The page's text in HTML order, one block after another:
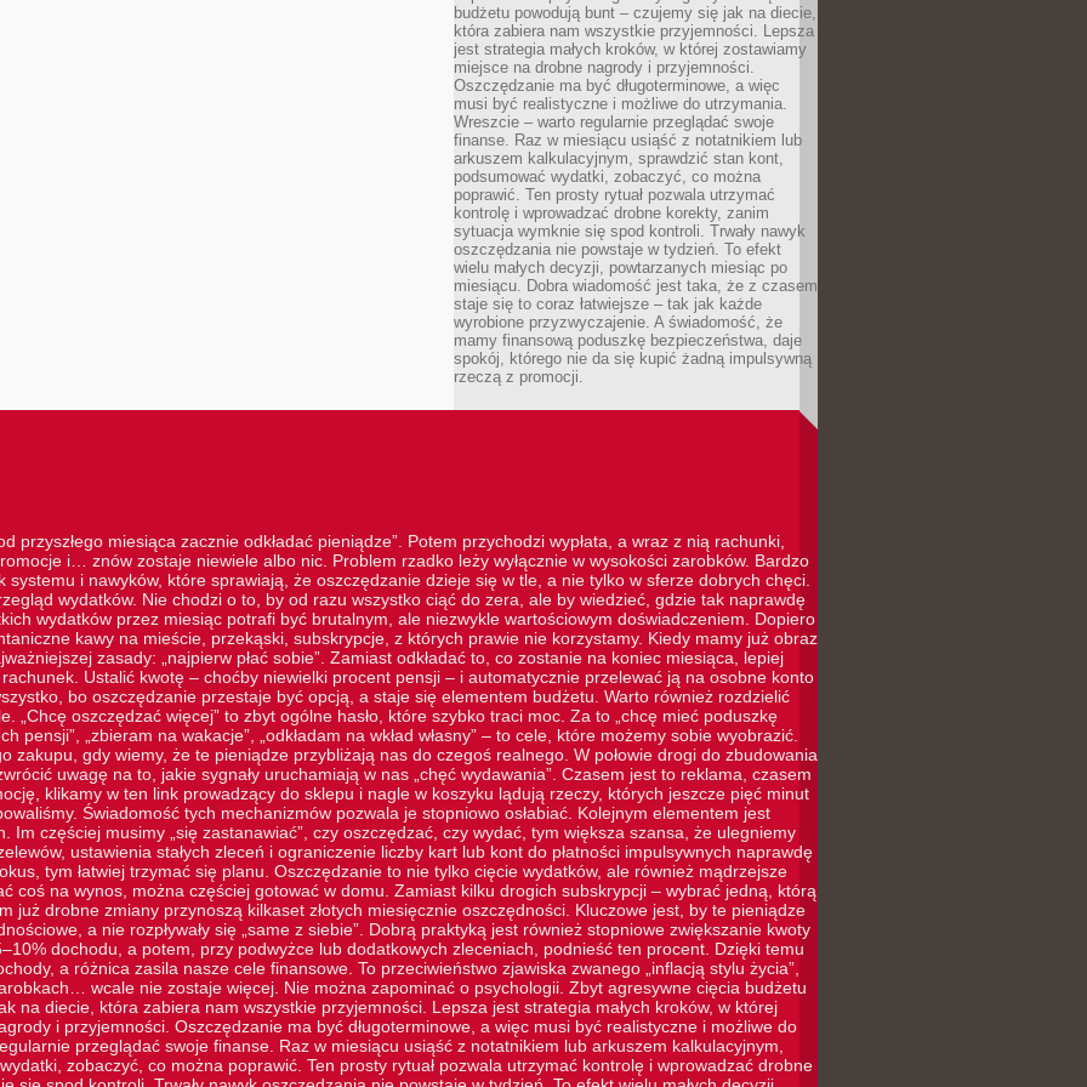
budżetu powodują bunt – czujemy się jak na diecie,
która zabiera nam wszystkie przyjemności. Lepsza
jest strategia małych kroków, w której zostawiamy
miejsce na drobne nagrody i przyjemności.
Oszczędzanie ma być długoterminowe, a więc
musi być realistyczne i możliwe do utrzymania.
Wreszcie – warto regularnie przeglądać swoje
finanse. Raz w miesiącu usiąść z notatnikiem lub
arkuszem kalkulacyjnym, sprawdzić stan kont,
podsumować wydatki, zobaczyć, co można
poprawić. Ten prosty rytuał pozwala utrzymać
kontrolę i wprowadzać drobne korekty, zanim
sytuacja wymknie się spod kontroli. Trwały nawyk
oszczędzania nie powstaje w tydzień. To efekt
wielu małych decyzji, powtarzanych miesiąc po
miesiącu. Dobra wiadomość jest taka, że z czasem
staje się to coraz łatwiejsze – tak jak każde
wyrobione przyzwyczajenie. A świadomość, że
mamy finansową poduszkę bezpieczeństwa, daje
spokój, którego nie da się kupić żadną impulsywną
rzeczą z promocji.
przyszłego miesiąca zacznie odkładać pieniądze”. Potem przychodzi wypłata, a wraz z nią rachunki,
i… znów zostaje niewiele albo nic. Problem rzadko leży wyłącznie w wysokości zarobków. Bardzo
systemu i nawyków, które sprawiają, że oszczędzanie dzieje się w tle, a nie tylko w sferze dobrych chęci.
wydatków. Nie chodzi o to, by od razu wszystko ciąć do zera, ale by wiedzieć, gdzie tak naprawdę
wydatków przez miesiąc potrafi być brutalnym, ale niezwykle wartościowym doświadczeniem. Dopiero
kawy na mieście, przekąski, subskrypcje, z których prawie nie korzystamy. Kiedy mamy już obraz
zasady: „najpierw płać sobie”. Zamiast odkładać to, co zostanie na koniec miesiąca, lepiej
Ustalić kwotę – choćby niewielki procent pensji – i automatycznie przelewać ją na osobne konto
bo oszczędzanie przestaje być opcją, a staje się elementem budżetu. Warto również rozdzielić
„Chcę oszczędzać więcej” to zbyt ogólne hasło, które szybko traci moc. Za to „chcę mieć poduszkę
pensji”, „zbieram na wakacje”, „odkładam na wkład własny” – to cele, które możemy sobie wyobrazić.
zakupu, gdy wiemy, że te pieniądze przybliżają nas do czegoś realnego. W połowie drogi do zbudowania
uwagę na to, jakie sygnały uruchamiają w nas „chęć wydawania”. Czasem jest to reklama, czasem
klikamy w ten link prowadzący do sklepu i nagle w koszyku lądują rzeczy, których jeszcze pięć minut
Świadomość tych mechanizmów pozwala je stopniowo osłabiać. Kolejnym elementem jest
Im częściej musimy „się zastanawiać”, czy oszczędzać, czy wydać, tym większa szansa, że ulegniemy
ustawienia stałych zleceń i ograniczenie liczby kart lub kont do płatności impulsywnych naprawdę
tym łatwiej trzymać się planu. Oszczędzanie to nie tylko cięcie wydatków, ale również mądrzejsze
coś na wynos, można częściej gotować w domu. Zamiast kilku drogich subskrypcji – wybrać jedną, którą
już drobne zmiany przynoszą kilkaset złotych miesięcznie oszczędności. Kluczowe jest, by te pieniądze
a nie rozpływały się „same z siebie”. Dobrą praktyką jest również stopniowe zwiększanie kwoty
dochodu, a potem, przy podwyżce lub dodatkowych zleceniach, podnieść ten procent. Dzięki temu
a różnica zasila nasze cele finansowe. To przeciwieństwo zjawiska zwanego „inflacją stylu życia”,
wcale nie zostaje więcej. Nie można zapominać o psychologii. Zbyt agresywne cięcia budżetu
na diecie, która zabiera nam wszystkie przyjemności. Lepsza jest strategia małych kroków, w której
i przyjemności. Oszczędzanie ma być długoterminowe, a więc musi być realistyczne i możliwe do
przeglądać swoje finanse. Raz w miesiącu usiąść z notatnikiem lub arkuszem kalkulacyjnym,
zobaczyć, co można poprawić. Ten prosty rytuał pozwala utrzymać kontrolę i wprowadzać drobne